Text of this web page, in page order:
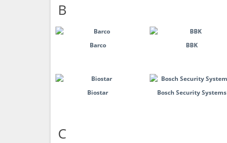
B
Barco BBK
Biostar Bosch Security Systems
C